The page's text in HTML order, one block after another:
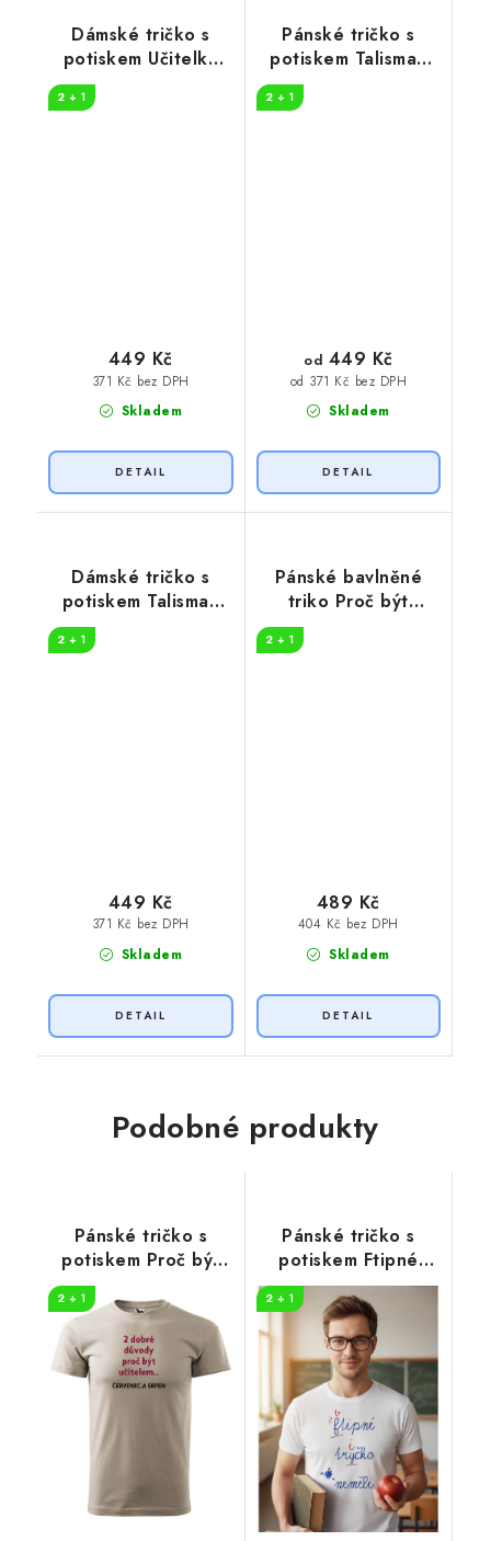
Dámské tričko s
potiskem Učitelka
2 + 1
Skladem
371 Kč bez DPH
449 Kč
Pánské tričko s
potiskem Talisman
2 + 1
Skladem
od 371 Kč bez DPH
od 449 Kč
Dámské tričko s
potiskem Talisman
2 + 1
Skladem
371 Kč bez DPH
449 Kč
Pánské bavlněné
triko Proč být
2 + 1
Skladem
404 Kč bez DPH
489 Kč
Podobné produkty
Pánské tričko s
potiskem Proč být
2 + 1
Pánské tričko s
potiskem Ftipné
tričko
2 + 1